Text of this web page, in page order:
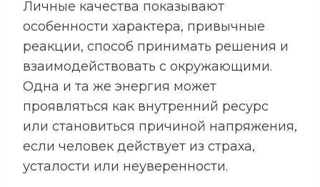
Личные качества показывают
особенности характера, привычные
реакции, способ принимать решения и
взаимодействовать с окружающими.
Одна и та же энергия может
проявляться как внутренний ресурс
или становиться причиной напряжения,
если человек действует из страха,
усталости или неуверенности.